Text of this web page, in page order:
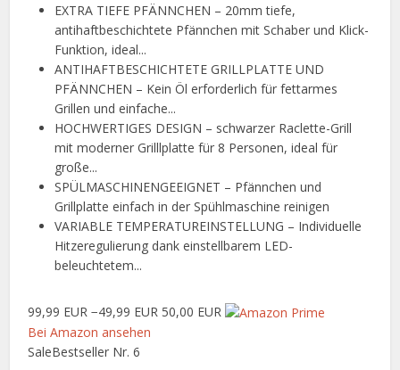
EXTRA TIEFE PFÄNNCHEN – 20mm tiefe,
antihaftbeschichtete Pfännchen mit Schaber und Klick-
Funktion, ideal...
ANTIHAFTBESCHICHTETE GRILLPLATTE UND
PFÄNNCHEN – Kein Öl erforderlich für fettarmes
Grillen und einfache...
HOCHWERTIGES DESIGN – schwarzer Raclette-Grill
mit moderner Grilllplatte für 8 Personen, ideal für
große...
SPÜLMASCHINENGEEIGNET – Pfännchen und
Grillplatte einfach in der Spühlmaschine reinigen
VARIABLE TEMPERATUREINSTELLUNG – Individuelle
Hitzeregulierung dank einstellbarem LED-
beleuchtetem...
99,99 EUR −49,99 EUR 50,00 EUR
Bei Amazon ansehen
SaleBestseller Nr. 6